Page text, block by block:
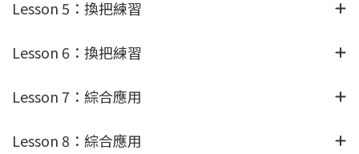
Lesson 5：換把練習
Lesson 6：換把練習
Lesson 7：綜合應用
Lesson 8：綜合應用